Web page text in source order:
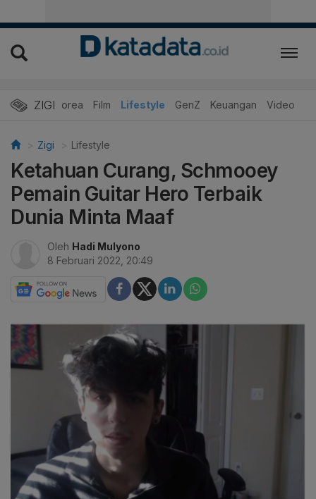
ZIGI
Hits Korea Film Lifestyle GenZ Keuangan Video
Zigi Lifestyle
Ketahuan Curang, Schmooey
Pemain Guitar Hero Terbaik
Dunia Minta Maaf
Oleh Hadi Mulyono
8 Februari 2022, 20:49